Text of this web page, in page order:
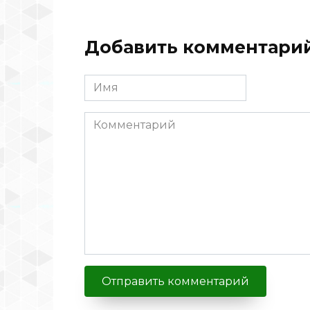
Добавить
Имя
Комментарий